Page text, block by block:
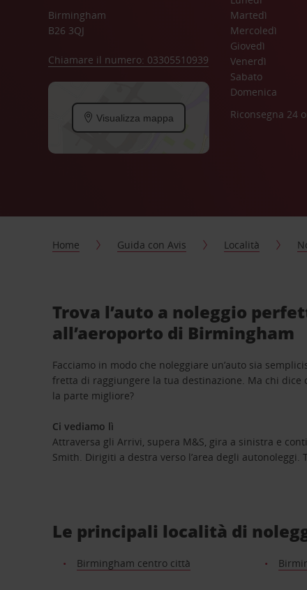
Birmingham
B26 3QJ
Chiamare il numero: 03305510939
Visualizza mappa
Martedì
Mercoledì
Giovedì
Venerdì
Sabato
Domenica
Riconsegna 24
Home Guida con Avis Località
Trova l’auto a noleggio
all’aeroporto di Birmingham
Facciamo in modo che noleggiare un’auto sia
fretta di raggiungere la tua destinazione. Ma chi dice
la parte migliore?
Ci vediamo lì
Attraversa gli Arrivi, supera M&S, gira a sinistra e
Smith. Dirigiti a destra verso l’area degli autonoleggi.
Le principali località di
Birmingham centro città